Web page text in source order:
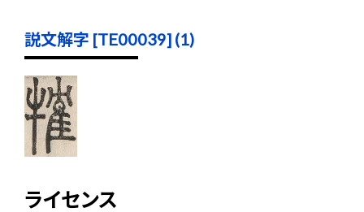
説文解字 [TE00039] (1)
ライセンス